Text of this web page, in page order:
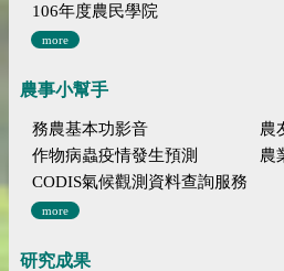
106年度農民學院
more
農事小幫手
務農基本功影音
農
作物病蟲疫情發生預測
農
CODIS氣候觀測資料查詢服務
more
研究成果